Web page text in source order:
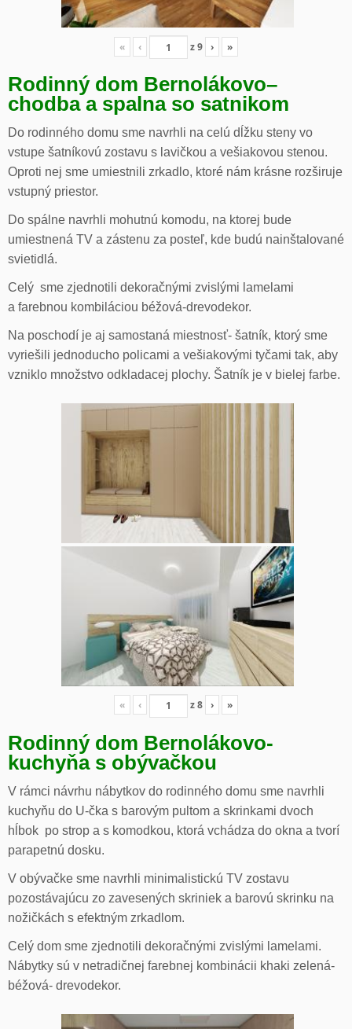
« ‹ z9 › »
Rodinný dom Bernolákovo–
chodba a spalna so satnikom
Do rodinného domu sme navrhli na celú dĺžku steny vo
vstupe šatníkovú zostavu s lavičkou a vešiakovou stenou.
Oproti nej sme umiestnili zrkadlo, ktoré nám krásne rozširuje
vstupný priestor.
Do spálne navrhli mohutnú komodu, na ktorej bude
umiestnená TV a zástenu za posteľ, kde budú nainštalované
svietidlá.
Celý sme zjednotili dekoračnými zvislými lamelami
a farebnou kombiláciou béžová-drevodekor.
Na poschodí je aj samostaná miestnosť- šatník, ktorý sme
vyriešili jednoducho policami a vešiakovými tyčami tak, aby
vzniklo množstvo odkladacej plochy. Šatník je v bielej farbe.
« ‹ z8 › »
Rodinný dom Bernolákovo-
kuchyňa s obývačkou
V rámci návrhu nábytkov do rodinného domu sme navrhli
kuchyňu do U-čka s barovým pultom a skrinkami dvoch
hĺbok po strop a s komodkou, ktorá vchádza do okna a tvorí
parapetnú dosku.
V obývačke sme navrhli minimalistickú TV zostavu
pozostávajúcu zo zavesených skriniek a barovú skrinku na
nožičkách s efektným zrkadlom.
Celý dom sme zjednotili dekoračnými zvislými lamelami.
Nábytky sú v netradičnej farebnej kombinácii khaki zelená-
béžová- drevodekor.